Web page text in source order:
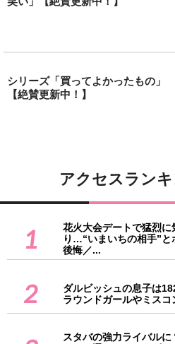
シリーズ「買ってよかったもの」
【絶賛更新中！】
アクセスラン
1
花火大会デートで猛烈に
り…“いまいちの相手”と
後悔／...
2
ダルビッシュの息子は
ラウンドガールやミス
スタバの強力ライバル